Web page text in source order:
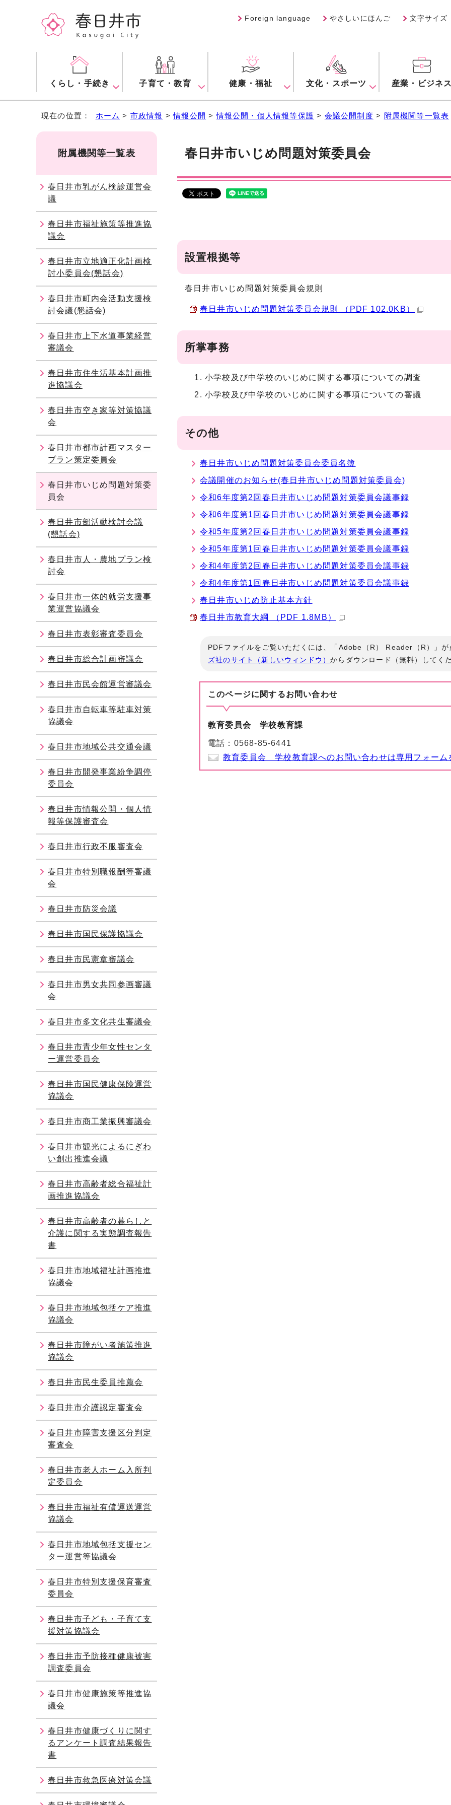
Foreign language やさしいにほんご 文字サイズ
くらし・手続き 子育て・教育 健康・福祉 文化・スポーツ 産業・ビジネス
現在の位置： ホーム > 市政情報 >情報公開 >情報公開・個人情報等保護 > 会議公開制度 > 附属機関等一覧表
春日井市いじめ問題対策委員会
設置根拠等
春日井市いじめ問題対策委員会規則
春日井市いじめ問題対策委員会規則 （PDF 102.0KB）
所掌事務
小学校及び中学校のいじめに関する事項についての調査
小学校及び中学校のいじめに関する事項についての審議
その他
春日井市いじめ問題対策委員会委員名簿
会議開催のお知らせ(春日井市いじめ問題対策委員会)
令和6年度第2回春日井市いじめ問題対策委員会議事録
令和6年度第1回春日井市いじめ問題対策委員会議事録
令和5年度第2回春日井市いじめ問題対策委員会議事録
令和5年度第1回春日井市いじめ問題対策委員会議事録
令和4年度第2回春日井市いじめ問題対策委員会議事録
令和4年度第1回春日井市いじめ問題対策委員会議事録
春日井市いじめ防止基本方針
春日井市教育大綱 （PDF 1.8MB）
PDFファイルをご覧いただくには、「Adobe（R） Reader（R）」が
ズ社のサイト（新しいウィンドウ）からダウンロード（無料）してくだ
このページに関するお問い合わせ
教育委員会 学校教育課
電話： 0568-85-6441
教育委員会 学校教育課へのお問い合わせは専用フォーム
附属機関等一覧表
春日井市乳がん検診運営会
議
春日井市福祉施策等推進協
議会
春日井市立地適正化計画検
討小委員会(懇話会)
春日井市町内会活動支援検
討会議(懇話会)
春日井市上下水道事業経営
審議会
春日井市住生活基本計画推
進協議会
春日井市空き家等対策協議
会
春日井市都市計画マスター
プラン策定委員会
春日井市いじめ問題対策委
員会
春日井市部活動検討会議
(懇話会)
春日井市人・農地プラン検
討会
春日井市一体的就労支援事
業運営協議会
春日井市表彰審査委員会
春日井市総合計画審議会
春日井市民会館運営審議会
春日井市自転車等駐車対策
協議会
春日井市地域公共交通会議
春日井市開発事業紛争調停
委員会
春日井市情報公開・個人情
報等保護審査会
春日井市行政不服審査会
春日井市特別職報酬等審議
会
春日井市防災会議
春日井市国民保護協議会
春日井市民憲章審議会
春日井市男女共同参画審議
会
春日井市多文化共生審議会
春日井市青少年女性センタ
ー運営委員会
春日井市国民健康保険運営
協議会
春日井市商工業振興審議会
春日井市観光によるにぎわ
い創出推進会議
春日井市高齢者総合福祉計
画推進協議会
春日井市高齢者の暮らしと
介護に関する実態調査報告
書
春日井市地域福祉計画推進
協議会
春日井市地域包括ケア推進
協議会
春日井市障がい者施策推進
協議会
春日井市民生委員推薦会
春日井市介護認定審査会
春日井市障害支援区分判定
審査会
春日井市老人ホーム入所判
定委員会
春日井市福祉有償運送運営
協議会
春日井市地域包括支援セン
ター運営等協議会
春日井市特別支援保育審査
委員会
春日井市子ども・子育て支
援対策協議会
春日井市予防接種健康被害
調査委員会
春日井市健康施策等推進協
議会
春日井市健康づくりに関す
るアンケート調査結果報告
書
春日井市救急医療対策会議